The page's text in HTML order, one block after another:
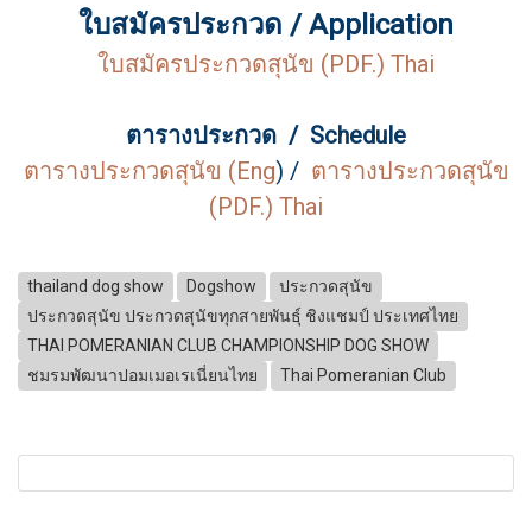
ใบสมัครประกวด / Application
ใบสมัครประกวดสุนัข (PDF.) Thai
ตารางประกวด / Schedule
ตารางประกวดสุนัข (Eng) / ตารางประกวดสุนัข
(PDF.) Thai
thailand dog show Dogshow
ประกวดสุนัข
ประกวดสุนัข ประกวดสุนัขทุกสายพันธุ์ ชิงแชมป์ ประเทศไทย
THAI POMERANIAN CLUB CHAMPIONSHIP DOG SHOW
ชมรมพัฒนาปอมเมอเรเนี่ยนไทย
Thai Pomeranian Club